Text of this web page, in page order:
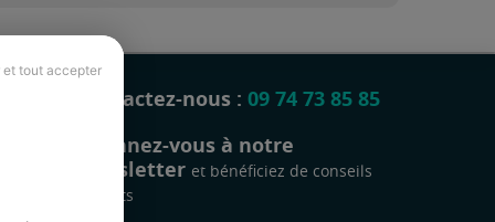
et tout accepter
Contactez-nous : 09 74 73 85 85
Abonnez-vous à notre
newsletter et bénéficiez de conseils
gratuits